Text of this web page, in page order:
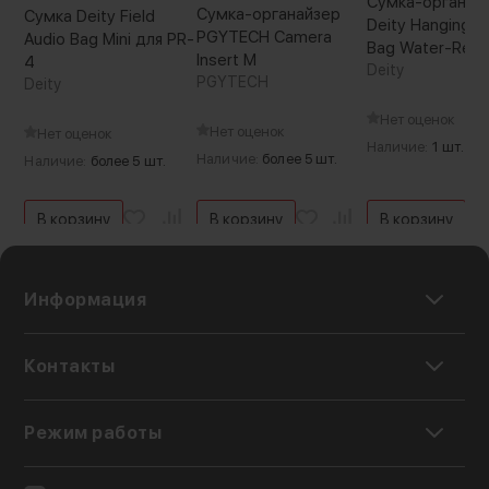
Сумка Deity Field
Audio Bag Mini для PR-
4
Deity
Нет оценок
Наличие: более 5 шт.
В корзину
Сумка-органайзер
PGYTECH Camera
Insert M
PGYTECH
Нет оценок
Наличие: более 5 шт.
В корзину
Deity Hanging
Bag Water-
Чёрная
Deity
Нет оценок
Наличие: 1 шт.
В корзину
Информация
Контакты
Режим работы